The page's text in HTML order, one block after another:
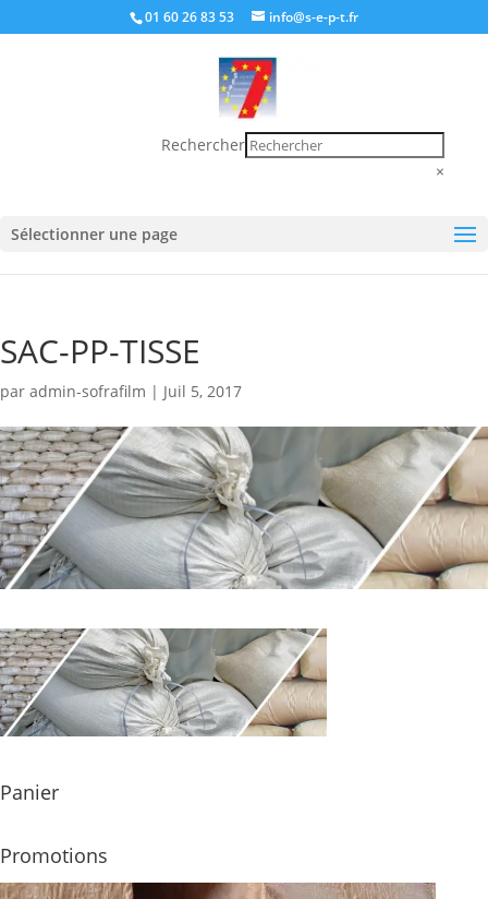
01 60 26 83 53 info@s-e-p-t.fr
Rechercher
×
Sélectionner une page
SAC-PP-TISSE
par admin-sofrafilm | Juil 5, 2017
Panier
Promotions